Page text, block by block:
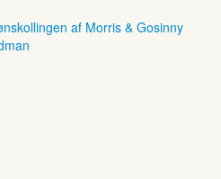
af Morris & Gosinny